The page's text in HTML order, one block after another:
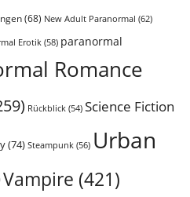
(68) New Adult Paranormal (62)
Erotik (58) paranormal
Romance
Rückblick (54) Science Fiction
(74) Steampunk (56) Urban
Vampire (421)